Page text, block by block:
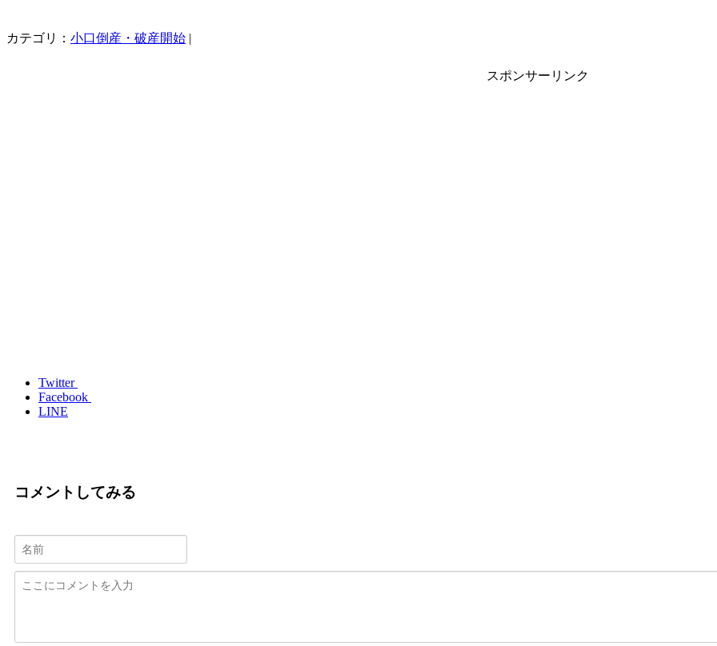
カテゴリ： 小口倒産・破産開始 |
スポンサーリンク
Twitter
Facebook
LINE
コメントしてみる